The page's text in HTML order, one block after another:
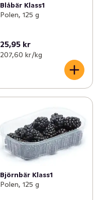
Blåbär Klass1
Polen, 125 g
25,95 kr
207,60 kr /kg
Björnbär Klass1
Polen, 125 g